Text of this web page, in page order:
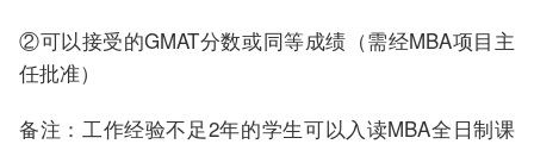
②可以接受的GMAT分数或同等成绩（需经MBA项目主
任批准）
备注：工作经验不足2年的学生可以入读MBA全日制课